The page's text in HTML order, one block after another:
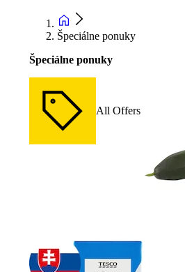
Špeciálne ponuky
Špeciálne ponuky
All Offers